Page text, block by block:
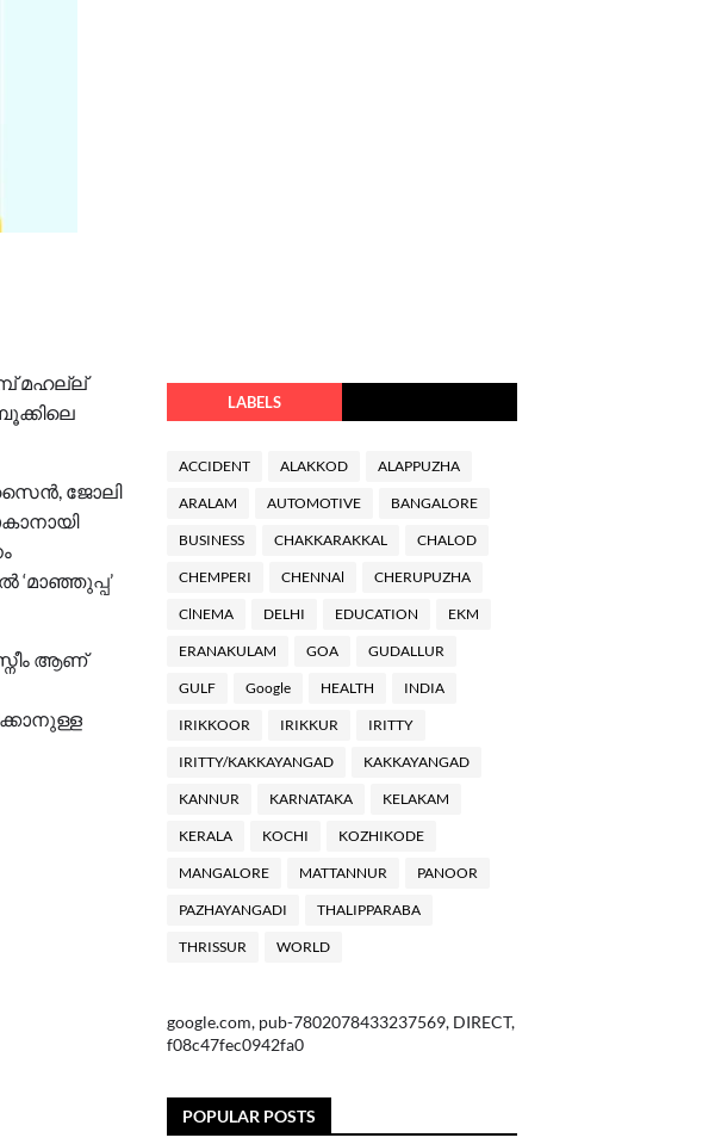
മഹല്ല്
ജോലി
ആണ്
LABELS
ACCIDENT ALAKKOD ALAPPUZHA
ARALAM AUTOMOTIVE BANGALORE
BUSINESS CHAKKARAKKAL CHALOD
CHEMPERI CHENNAl CHERUPUZHA
ClNEMA DELHI EDUCATION EKM
ERANAKULAM GOA GUDALLUR
GULF Google HEALTH INDIA
IRIKKOOR IRIKKUR IRITTY
IRITTY/KAKKAYANGAD KAKKAYANGAD
KANNUR KARNATAKA KELAKAM
KERALA KOCHI KOZHIKODE
MANGALORE MATTANNUR PANOOR
PAZHAYANGADI THALIPPARABA
THRISSUR WORLD
google.com, pub-7802078433237569, DIRECT,
f08c47fec0942fa0
POPULAR POSTS